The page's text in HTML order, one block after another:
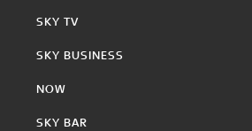
SKY TV
SKY BUSINESS
NOW
SKY BAR